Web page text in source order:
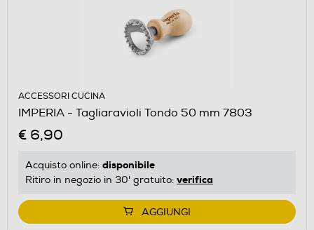
ACCESSORI CUCINA
IMPERIA - Tagliaravioli Tondo 50 mm 7803
€ 6,90
Acquisto online: disponibile
Ritiro in negozio in 30' gratuito: verifica
AGGIUNGI